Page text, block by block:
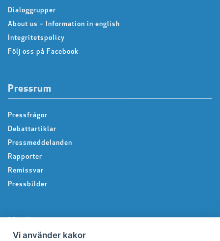
Dialoggrupper
About us – Information in english
Integritetspolicy
Följ oss på Facebook
Pressrum
Pressfrågor
Debattartiklar
Pressmeddelanden
Rapporter
Remissvar
Pressbilder
Vi använder kakor